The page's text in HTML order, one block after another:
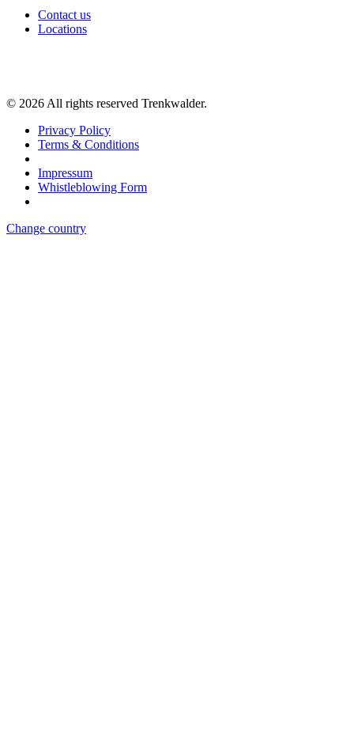
Contact us
Locations
© 2026 All rights reserved Trenkwalder.
Privacy Policy
Terms & Conditions
Impressum
Whistleblowing Form
Change country